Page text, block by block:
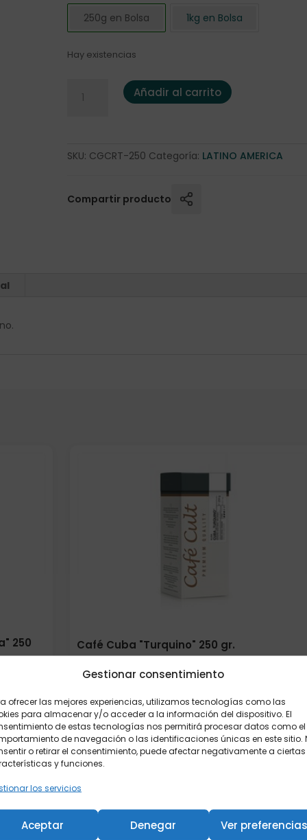
Gestionar consentimiento
ofrecer las mejores experiencias, utilizamos tecnologías como las
para almacenar y/o acceder a la información del dispositivo. El
de estas tecnologías nos permitirá procesar datos como el
de navegación o las identificaciones únicas en este sitio.
o retirar el consentimiento, puede afectar negativamente a ciertas
y funciones.
los servicios
Aceptar Denegar Ver
250g en Bolsa
1kg en Bolsa
Hay existencias
Café Costa Rica "Tarrazú" 250 gr. cantidad
Añadir al carrito
SKU: CGCRT-250 Categoría: LATINO AMERICA
Compartir producto
250 Café Cuba "Turquino" 250 gr.
12,30€
Elige:Peso/formato